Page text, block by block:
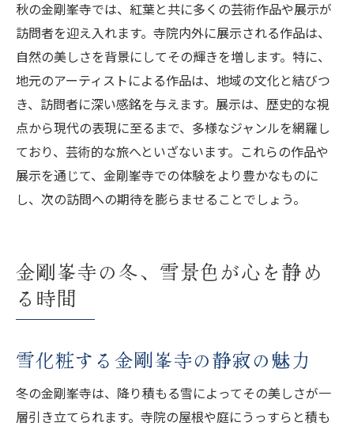
秋の金剛峯寺では、紅葉と共に多くの芸術作品や展示が
訪問者を迎え入れます。寺院内外に展示される作品は、
自然の美しさを背景にしてその輝きを増します。特に、
地元のアーティストによる作品は、地域の文化と結びつ
き、訪問者に深い感銘を与えます。展示は、歴史的な視
点から現代の表現に至るまで、多様なジャンルを網羅し
ており、芸術的な旅へといざないます。これらの作品や
展示を通じて、金剛峯寺での体験をより豊かなものに
し、次の訪問への期待を膨らませることでしょう。
金剛峯寺の冬、雪景色が心を静め
る時間
雪化粧する金剛峯寺の静寂の魅力
冬の金剛峯寺は、降り積もる雪によってその美しさが一
層引き立てられます。寺院の屋根や庭にうっすらと積も